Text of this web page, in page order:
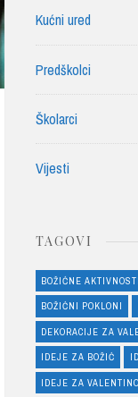
Kućni ured
Predškolci
Školarci
Vijesti
TAGOVI
BOŽIĆNE AKTIVNOSTI
BOŽIĆNI POKLONI
DEKORACIJE ZA
IDEJE ZA BOŽIĆ
IDEJE ZA